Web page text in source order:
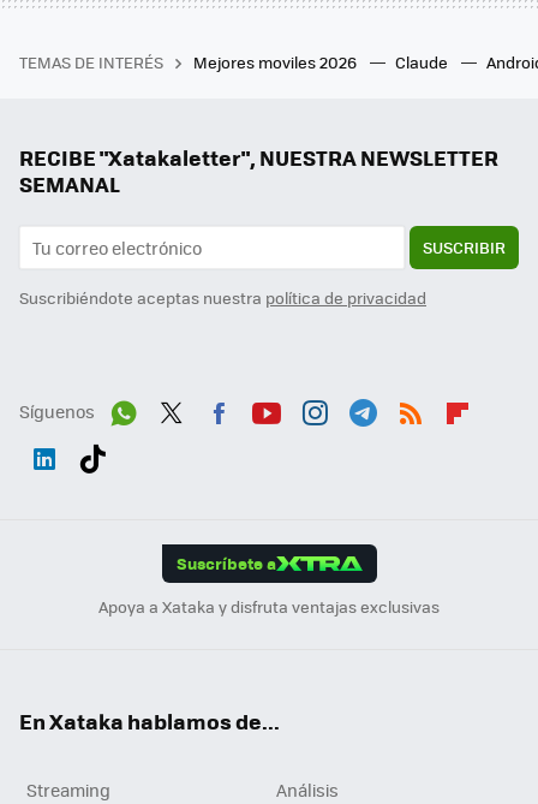
TEMAS DE INTERÉS Mejores moviles 2026 Claude
RECIBE "Xatakaletter", NUESTRA NEWSLETTER
SEMANAL
SUSCRIBIR
Suscribiéndote aceptas nuestra política de privacidad
Síguenos
Suscríbete a
Apoya a Xataka y disfruta ventajas exclusivas
En Xataka hablamos de...
Streaming
Análisis